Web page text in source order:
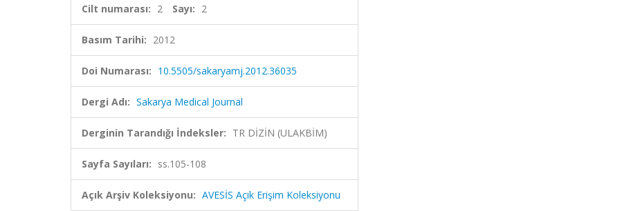
Cilt numarası: 2 Sayı: 2
Basım Tarihi: 2012
Doi Numarası: 10.5505/sakaryamj.2012.36035
Dergi Adı: Sakarya Medical Journal
Derginin Tarandığı İndeksler: TR DİZİN (ULAKBİM)
Sayfa Sayıları: ss.105-108
Açık Arşiv Koleksiyonu: AVESİS Açık Erişim Koleksiyonu